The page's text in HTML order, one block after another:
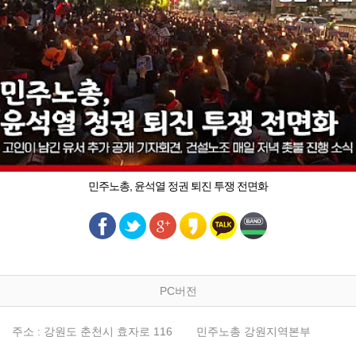
민주노총, 윤석열 정권 퇴진 투쟁 전면화
PC버전
주소 : 강원도 춘천시 효자로 116 민주노총 강원지역본부